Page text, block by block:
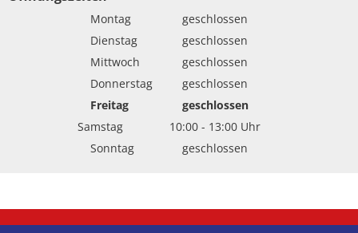
Montag
geschlossen
Dienstag
geschlossen
Mittwoch
geschlossen
Donnerstag
geschlossen
Freitag
geschlossen
Samstag
10:00 - 13:00 Uhr
Von 10:00 bis 13:00 Uhr
Sonntag geschlossen